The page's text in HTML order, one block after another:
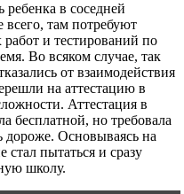
ребенка в соседней
всего, там потребуют
и тестирований по
Во всяком случае, так
от взаимодействия
на аттестацию в
Аттестация в
бесплатной, но требовала
дороже. Основываясь на
стал пытаться и сразу
школу.